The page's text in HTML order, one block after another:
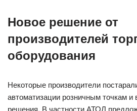
Новое решение от
производителей
оборудования
Некоторые производители
автоматизации розничным точкам и
решения. В частности АТОЛ